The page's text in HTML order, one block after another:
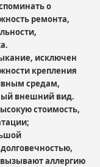
о
ремонта,
исключен
крепления
средам,
внешний вид.
стоимость,
аллергию